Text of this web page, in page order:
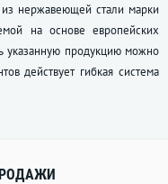
нержавеющей стали марки
на основе европейских
указанную продукцию можно
действует гибкая система